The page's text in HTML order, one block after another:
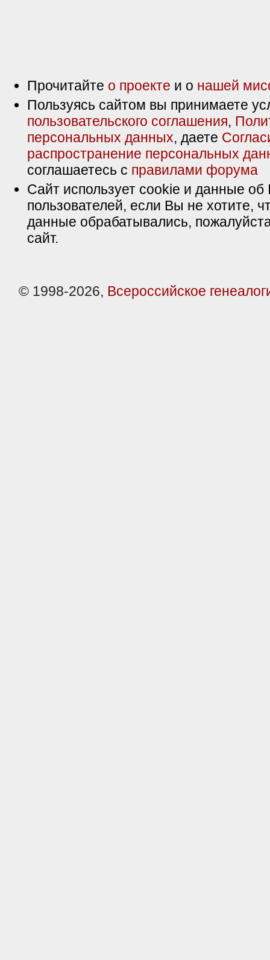
Прочитайте о проекте и о нашей
Пользуясь сайтом вы принимаете
пользовательского соглашения,
персональных данных, даете
распространение персональных
соглашаетесь с правилами форума
Сайт использует cookie и данные об
пользователей, если Вы не хотите,
данные обрабатывались,
сайт.
© 1998-2026, Всероссийское